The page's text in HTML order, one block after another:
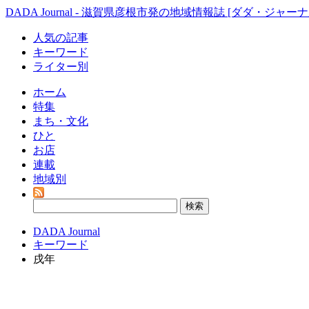
DADA Journal - 滋賀県彦根市発の地域情報誌 [ダダ・ジャー
人気の記事
キーワード
ライター別
ホーム
特集
まち・文化
ひと
お店
連載
地域別
DADA Journal
キーワード
戌年